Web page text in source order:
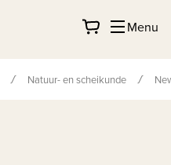
Menu
Natuur- en scheikunde